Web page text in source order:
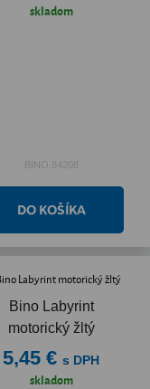
skladom
BINO.84208
Bino Labyrint
motorický žltý
5,45 € s DPH
skladom